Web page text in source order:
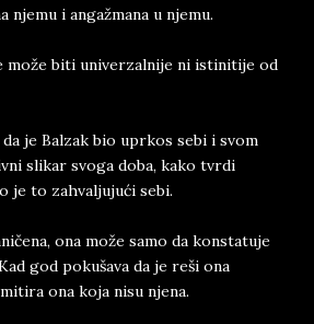
njemu i angažmana u njemu.
može biti univerzalnije ni istinitije od
je Balzak bio uprkos sebi i svom
slikar svoga doba, kako tvrdi
je to zahvaljujući sebi.
ona može samo da konstatuje
god pokušava da je reši ona
ona koja nisu njena.